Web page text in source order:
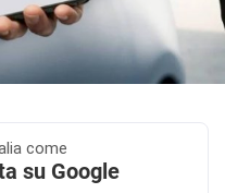
come
su Google